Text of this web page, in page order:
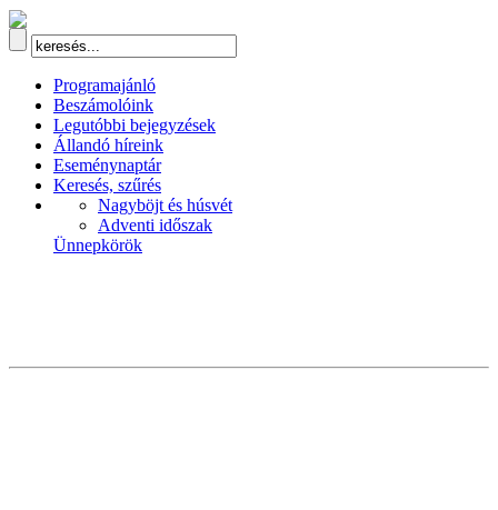
Programajánló
Beszámolóink
Legutóbbi bejegyzések
Állandó híreink
Eseménynaptár
Keresés, szűrés
Nagyböjt és húsvét
Adventi időszak
Ünnepkörök